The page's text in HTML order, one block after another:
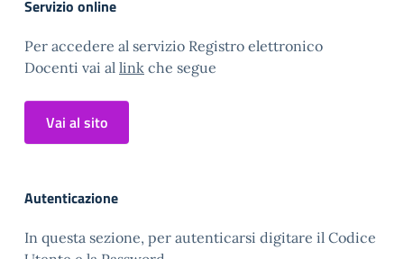
Servizio online
Per accedere al servizio Registro elettronico
Docenti vai al link che segue
Vai al sito
Autenticazione
In questa sezione, per autenticarsi digitare il Codice